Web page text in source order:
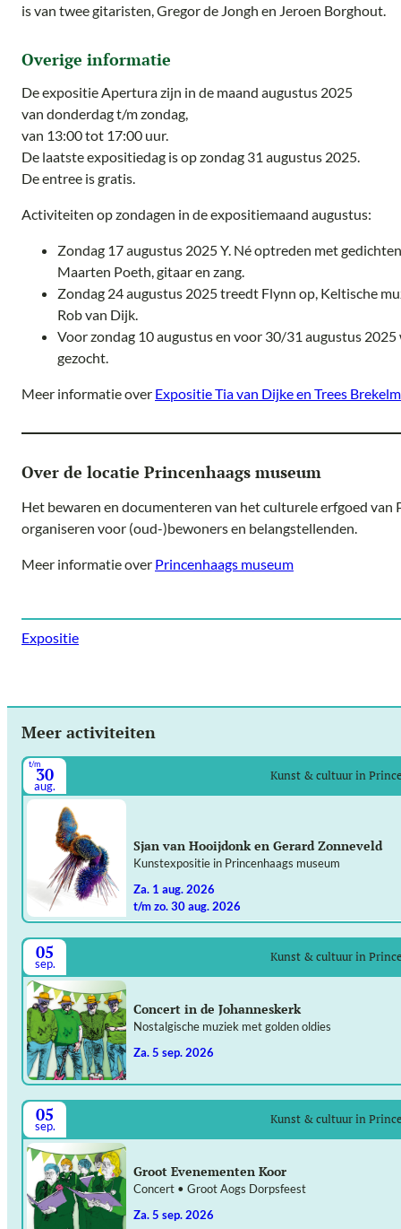
is van twee gitaristen, Gregor de Jongh en Jeroen Borghout.
Overige informatie
De expositie Apertura zijn in de maand augustus 2025
van donderdag t/m zondag,
van 13:00 tot 17:00 uur.
De laatste expositiedag is op zondag 31 augustus 2025.
De entree is gratis.
Activiteiten op zondagen in de expositiemaand augustus:
Zondag 17 augustus 2025 Y. Né optreden met
Maarten Poeth, gitaar en zang.
Zondag 24 augustus 2025 treedt Flynn op, Keltische
Rob van Dijk.
Voor zondag 10 augustus en voor 30/31 augustus
gezocht.
Meer informatie over Expositie Tia van Dijke en Trees
Over de locatie Princenhaags museum
Het bewaren en documenteren van het culturele erfgoed
organiseren voor (oud-)bewoners en belangstellenden.
Meer informatie over Princenhaags museum
Expositie
Meer activiteiten
t/m
30
aug.
Kunst & cultuur in
Sjan van Hooijdonk en Gerard Zonneveld
Kunstexpositie in Princenhaags museum
za. 1 aug. 2026
t/m zo. 30 aug. 2026
05
sep. Kunst & cultuur in
Concert in de Johanneskerk
Nostalgische muziek met golden oldies
za. 5 sep. 2026
05
sep. Kunst & cultuur in
Groot Evenementen Koor
Concert • Groot Aogs Dorpsfeest
za. 5 sep. 2026